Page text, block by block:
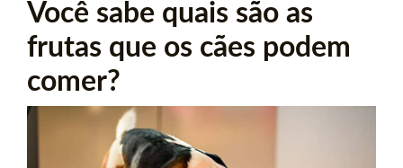
Você sabe quais são as
frutas que os cães podem
comer?